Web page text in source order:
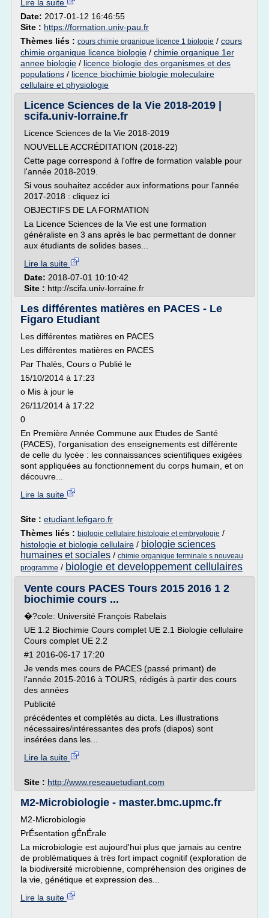
Lire la suite
Date: 2017-01-12 16:46:55
Site : https://formation.univ-pau.fr
Thèmes liés : cours chimie organique licence 1 biologie / cours
chimie organique licence biologie / chimie organique 1er
annee biologie / licence biologie des organismes et des
populations / licence biochimie biologie moleculaire
cellulaire et physiologie
Licence Sciences de la Vie 2018-2019 |
scifa.univ-lorraine.fr
Licence Sciences de la Vie 2018-2019
NOUVELLE ACCRÉDITATION (2018-22)
Cette page correspond à l'offre de formation valable pour
l'année 2018-2019.
Si vous souhaitez accéder aux informations pour l'année
2017-2018 : cliquez ici
OBJECTIFS DE LA FORMATION
La Licence Sciences de la Vie est une formation
généraliste en 3 ans après le bac permettant de donner
aux étudiants de solides bases...
Lire la suite
Date: 2018-07-01 10:10:42
Site : http://scifa.univ-lorraine.fr
Les différentes matières en PACES - Le
Figaro Etudiant
Les différentes matières en PACES
Les différentes matières en PACES
Par Thalès, Cours o Publié le
15/10/2014 à 17:23
o Mis à jour le
26/11/2014 à 17:22
0
En Première Année Commune aux Etudes de Santé
(PACES), l'organisation des enseignements est différente
de celle du lycée : les connaissances scientifiques exigées
sont appliquées au fonctionnement du corps humain, et on
découvre...
Lire la suite
Site : etudiant.lefigaro.fr
Thèmes liés : biologie cellulaire histologie et embryologie /
histologie et biologie cellulaire / biologie sciences
humaines et sociales / chimie organique terminale s nouveau
programme / biologie et developpement cellulaires
Vente cours PACES Tours 2015 2016 1 2
biochimie cours ...
�?cole: Université François Rabelais
UE 1.2 Biochimie Cours complet UE 2.1 Biologie cellulaire
Cours complet UE 2.2
#1 2016-06-17 17:20
Je vends mes cours de PACES (passé primant) de
l'année 2015-2016 à TOURS, rédigés à partir des cours
des années
Publicité
précédentes et complétés au dicta. Les illustrations
nécessaires/intéressantes des profs (diapos) sont
insérées dans les...
Lire la suite
Site : http://www.reseauetudiant.com
M2-Microbiologie - master.bmc.upmc.fr
M2-Microbiologie
PrÉsentation gÉnÉrale
La microbiologie est aujourd'hui plus que jamais au centre
de problématiques à très fort impact cognitif (exploration de
la biodiversité microbienne, compréhension des origines de
la vie, génétique et expression des...
Lire la suite